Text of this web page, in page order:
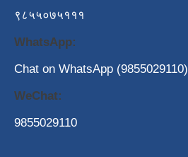
९८५५०७५१११
WhatsApp:
Chat on WhatsApp (9855029110)
WeChat:
9855029110